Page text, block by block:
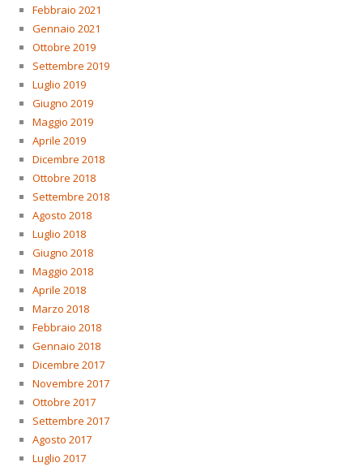
Febbraio 2021
Gennaio 2021
Ottobre 2019
Settembre 2019
Luglio 2019
Giugno 2019
Maggio 2019
Aprile 2019
Dicembre 2018
Ottobre 2018
Settembre 2018
Agosto 2018
Luglio 2018
Giugno 2018
Maggio 2018
Aprile 2018
Marzo 2018
Febbraio 2018
Gennaio 2018
Dicembre 2017
Novembre 2017
Ottobre 2017
Settembre 2017
Agosto 2017
Luglio 2017